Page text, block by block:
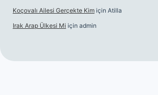
Koçovalı Ailesi Gerçekte Kim için Atilla
Irak Arap Ülkesi Mi için admin